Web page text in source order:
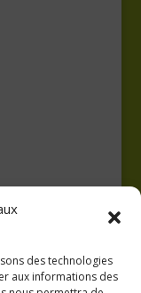
des technologies
aux informations des